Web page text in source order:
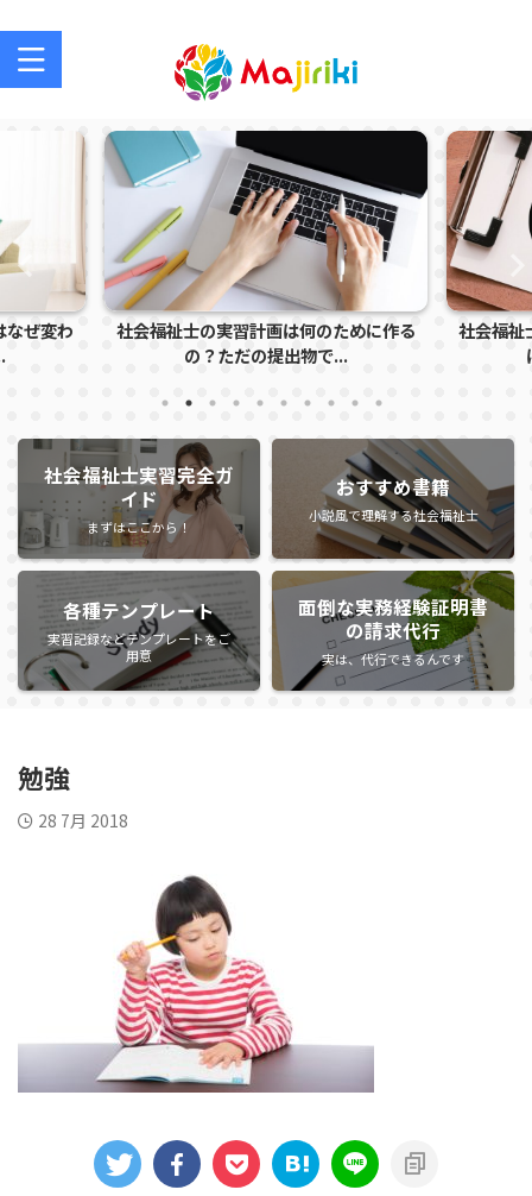
士の実習計画は何のために作る
社会福祉士実習で怒られる学生
社会福祉士実習完全ガ
イド
まずはここから！
おすすめ書籍
小説風で理解する社会福祉士
各種テンプレート
実習記録などテンプレートをご
用意
面倒な実務経験証明書
の請求代行
実は、代行できるんです
勉強
28 7月 2018